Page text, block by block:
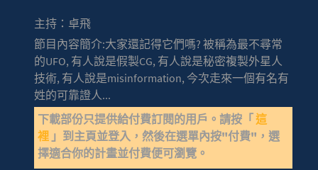
主持：卓飛
節目內容簡介:大家還記得它們嗎? 被稱為最不尋常
的UFO, 有人說是假製CG, 有人說是秘密複製外星人
技術, 有人說是misinformation, 今次走來一個有名有
姓的可靠證人...
下載部份只提供給付費訂閱的用戶。請按「這
裡 」到主頁並登入，然後在選單內按"付費"，選
擇適合你的計畫並付費便可瀏覽。